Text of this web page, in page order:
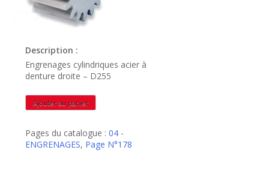
Description :
Engrenages cylindriques acier à
denture droite – D255
quantité
de
Ajouter au panier
Pages du catalogue :04 -
ENGRENAGES, Page N°178